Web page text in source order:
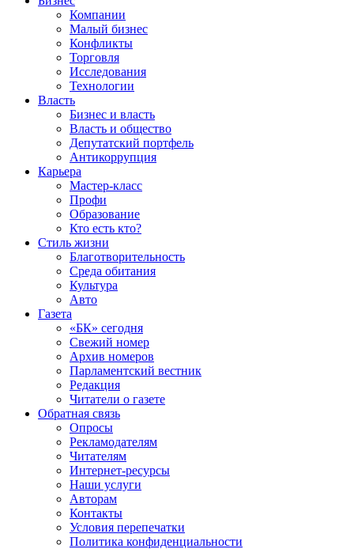
Компании
Малый бизнес
Конфликты
Торговля
Исследования
Технологии
Власть
Бизнес и власть
Власть и общество
Депутатский портфель
Антикоррупция
Карьера
Мастер-класс
Профи
Образование
Кто есть кто?
Стиль жизни
Благотворительность
Среда обитания
Культура
Авто
Газета
«БК» сегодня
Свежий номер
Архив номеров
Парламентский вестник
Редакция
Читатели о газете
Обратная связь
Опросы
Рекламодателям
Читателям
Интернет-ресурсы
Наши услуги
Авторам
Контакты
Условия перепечатки
Политика конфиденциальности